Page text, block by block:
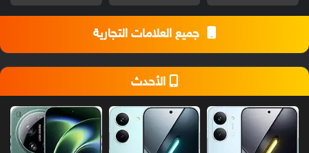
جميع العلامات التجارية
الأحدث